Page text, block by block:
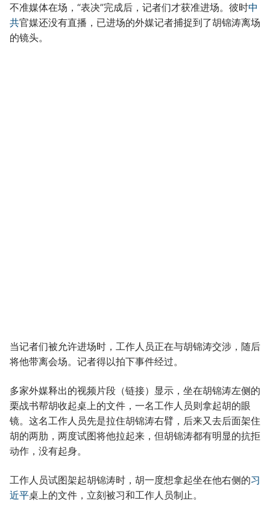
不准媒体在场，“表决”完成后，记者们才获准进场。彼时中
共官媒还没有直播，已进场的外媒记者捕捉到了胡锦涛离场
的镜头。
当记者们被允许进场时，工作人员正在与胡锦涛交涉，随后
将他带离会场。记者得以拍下事件经过。
多家外媒释出的视频片段（链接）显示，坐在胡锦涛左侧的
栗战书帮胡收起桌上的文件，一名工作人员则拿起胡的眼
镜。这名工作人员先是拉住胡锦涛右臂，后来又去后面架住
胡的两肋，两度试图将他拉起来，但胡锦涛都有明显的抗拒
动作，没有起身。
工作人员试图架起胡锦涛时，胡一度想拿起坐在他右侧的习
近平桌上的文件，立刻被习和工作人员制止。